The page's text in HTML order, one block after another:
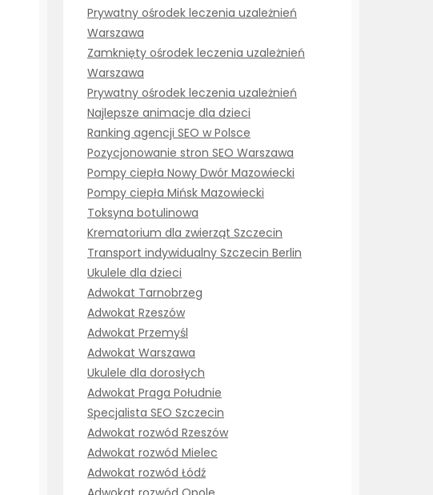
Prywatny ośrodek leczenia uzależnień
Warszawa
Zamknięty ośrodek leczenia uzależnień
Warszawa
Prywatny ośrodek leczenia uzależnień
Najlepsze animacje dla dzieci
Ranking agencji SEO w Polsce
Pozycjonowanie stron SEO Warszawa
Pompy ciepła Nowy Dwór Mazowiecki
Pompy ciepła Mińsk Mazowiecki
Toksyna botulinowa
Krematorium dla zwierząt Szczecin
Transport indywidualny Szczecin Berlin
Ukulele dla dzieci
Adwokat Tarnobrzeg
Adwokat Rzeszów
Adwokat Przemyśl
Adwokat Warszawa
Ukulele dla dorosłych
Adwokat Praga Południe
Specjalista SEO Szczecin
Adwokat rozwód Rzeszów
Adwokat rozwód Mielec
Adwokat rozwód Łódź